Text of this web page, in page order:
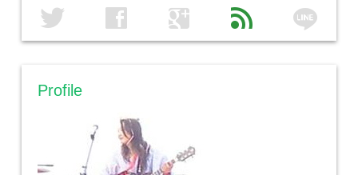
twitter facebook google feed line
Profile